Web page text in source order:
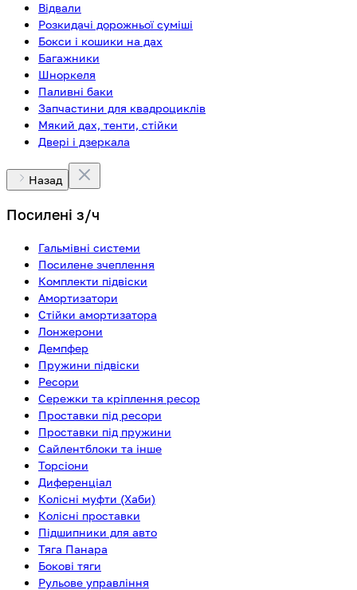
Відвали
Розкидачі дорожньої суміші
Бокси і кошики на дах
Багажники
Шноркеля
Паливні баки
Запчастини для квадроциклів
Мякий дах, тенти, стійки
Двері і дзеркала
Назад
Посилені з/ч
Гальмівні системи
Посилене зчеплення
Комплекти підвіски
Амортизатори
Стійки амортизатора
Лонжерони
Демпфер
Пружини підвіски
Ресори
Сережки та кріплення ресор
Проставки під ресори
Проставки під пружини
Сайлентблоки та інше
Торсіони
Диференціал
Колісні муфти (Хаби)
Колісні проставки
Підшипники для авто
Тяга Панара
Бокові тяги
Рульове управління